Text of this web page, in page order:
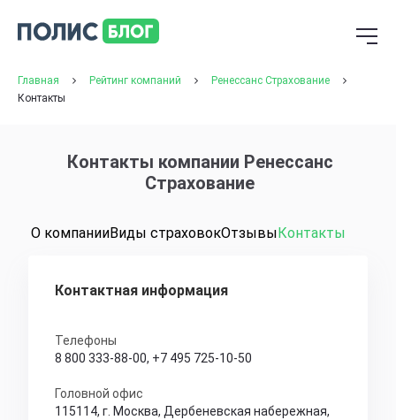
Главная Рейтинг компаний
Ренессанс Страхование
Контакты
Контакты компании Ренессанс
Страхование
О компанииВиды страховокОтзывыКонтакты
Контактная информация
Телефоны
8 800 333-88-00, +7 495 725-10-50
Головной офис
115114, г. Москва, Дербеневская набережная,